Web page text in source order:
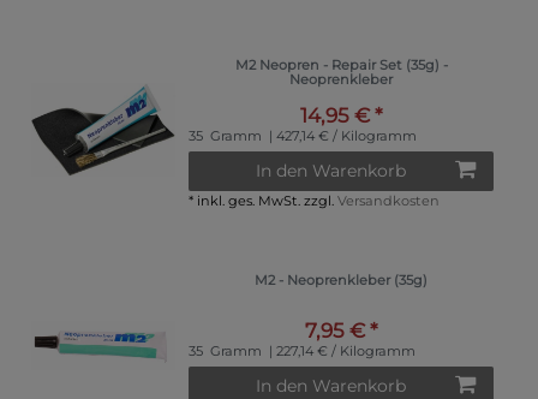
M2 Neopren - Repair Set (35g) -
Neoprenkleber
14,95 € *
35 Gramm | 427,14 € / Kilogramm
In den Warenkorb
* inkl. ges. MwSt. zzgl.Versandkosten
M2 - Neoprenkleber (35g)
7,95 € *
35 Gramm | 227,14 € / Kilogramm
In den Warenkorb